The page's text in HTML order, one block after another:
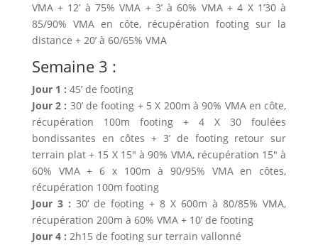
VMA + 12’ à 75% VMA + 3’ à 60% VMA + 4 X 1’30 à
85/90% VMA en côte, récupération footing sur la
distance + 20’ à 60/65% VMA
Semaine 3 :
Jour 1 : 45’ de footing
Jour 2 : 30’ de footing + 5 X 200m à 90% VMA en côte,
récupération 100m footing + 4 X 30 foulées
bondissantes en côtes + 3’ de footing retour sur
terrain plat + 15 X 15″ à 90% VMA, récupération 15″ à
60% VMA + 6 x 100m à 90/95% VMA en côtes,
récupération 100m footing
Jour 3 : 30’ de footing + 8 X 600m à 80/85% VMA,
récupération 200m à 60% VMA + 10’ de footing
Jour 4 : 2h15 de footing sur terrain vallonné